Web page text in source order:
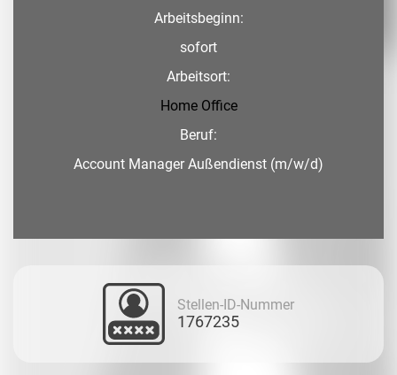
Arbeitsbeginn:
sofort
Arbeitsort:
Home Office
Beruf:
Account Manager Außendienst (m/w/d)
Stellen-ID-Nummer
1767235